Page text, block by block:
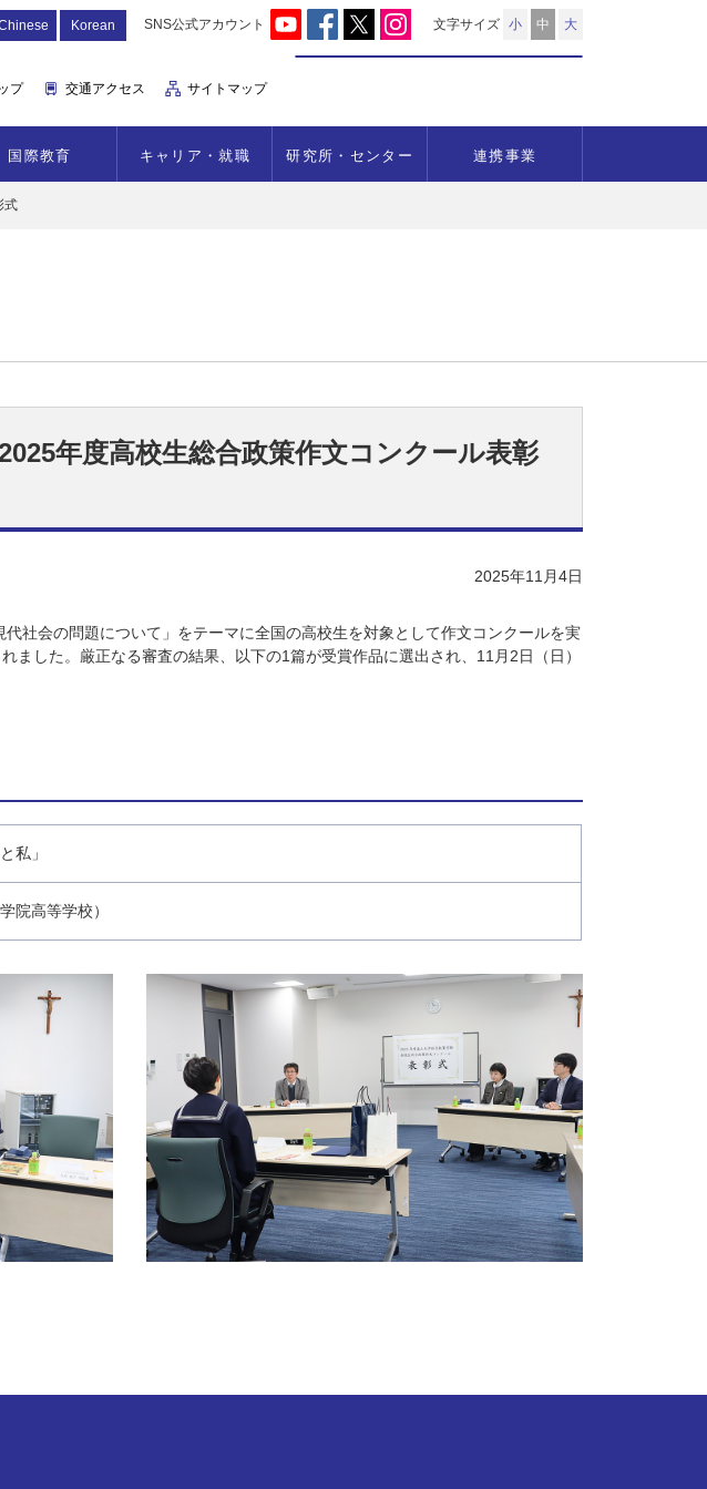
文字サイズ 小 中 大
SNS公式アカウント
プ 交通アクセス サイトマップ
国際教育 キャリア・就職 研究所・センター 連携事業
Korean
式
年度高校生総合政策作文コンクール表彰
2025年11月4日
社会の問題について」をテーマに全国の高校生を対象として作文コンクールを実
ました。厳正なる審査の結果、以下の1篇が受賞作品に選出され、11月2日（日）
私」
院高等学校）